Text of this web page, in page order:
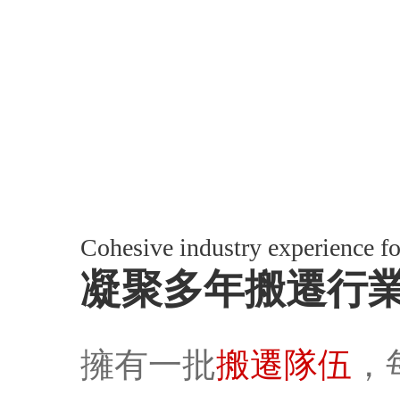
Cohesive industry experience
凝聚多年搬遷行
擁有一批搬遷隊伍